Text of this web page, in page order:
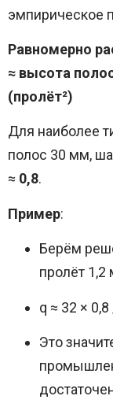
эмпирическое
Равномерно
≈ высота
(пролёт²)
Для наиболее
полос 30 мм,
≈ 0,8.
Пример:
Берём
пролёт 1,2
q ≈ 32 ×
Это